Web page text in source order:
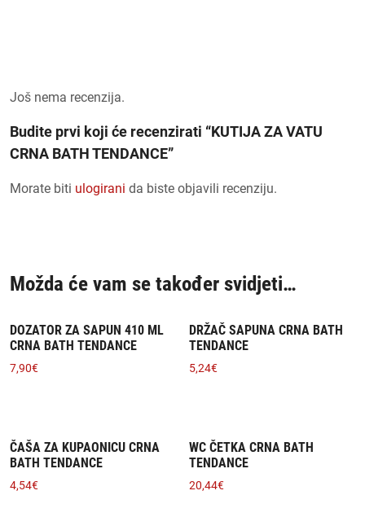
Još nema recenzija.
Budite prvi koji će recenzirati “KUTIJA ZA VATU
CRNA BATH TENDANCE”
Morate biti ulogirani da biste objavili recenziju.
Možda će vam se također svidjeti…
DOZATOR ZA SAPUN 410 ML
CRNA BATH TENDANCE
7,90€
DRŽAČ SAPUNA CRNA BATH
TENDANCE
5,24€
ČAŠA ZA KUPAONICU CRNA
BATH TENDANCE
4,54€
WC ČETKA CRNA BATH
TENDANCE
20,44€